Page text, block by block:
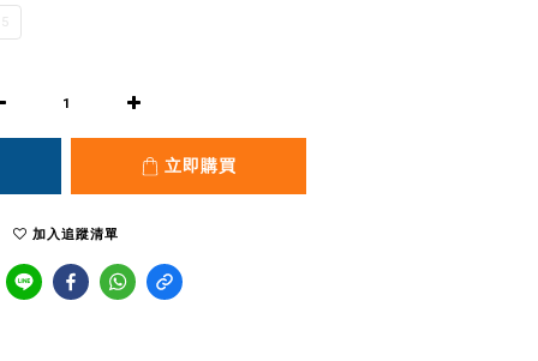
立即購買
加入追蹤清單